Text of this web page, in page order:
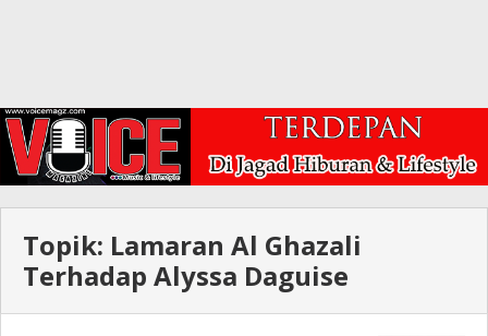
Topik: Lamaran Al Ghazali
Terhadap Alyssa Daguise